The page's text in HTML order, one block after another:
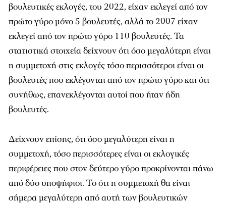
βουλευτικές εκλογές, του 2022, είχαν εκλεγεί από τον
πρώτο γύρο μόνο 5 βουλευτές, αλλά το 2007 είχαν
εκλεγεί από τον πρώτο γύρο 110 βουλευτές. Τα
στατιστικά στοιχεία δείχνουν ότι όσο μεγαλύτερη είναι
η συμμετοχή στις εκλογές τόσο περισσότεροι είναι οι
βουλευτές που εκλέγονται από τον πρώτο γύρο και ότι
συνήθως, επανεκλέγονται αυτοί που ήταν ήδη
βουλευτές.
Δείχνουν επίσης, ότι όσο μεγαλύτερη είναι η
συμμετοχή, τόσο περισσότερες είναι οι εκλογικές
περιφέρειες που στον δεύτερο γύρο προκρίνονται πάνω
από δύο υποψήφιοι. Το ότι η συμμετοχή θα είναι
σήμερα μεγαλύτερη από αυτή των βουλευτικών